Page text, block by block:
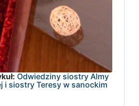
Odwiedziny siostry Almy
i siostry Teresy w sanockim